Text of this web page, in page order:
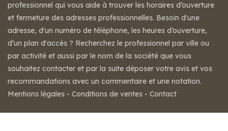
professionnel qui vous aide à trouver les horaires d’ouverture
et fermeture des adresses professionnelles. Besoin d'une
adresse, d'un numéro de téléphone, les heures d’ouverture,
d’un plan d'accès ? Recherchez le professionnel par ville ou
par activité et aussi par le nom de la société que vous
souhaitez contacter et par la suite déposer votre avis et vos
recommandations avec un commentaire et une notation.
Mentions légales - Conditions de ventes - Contact